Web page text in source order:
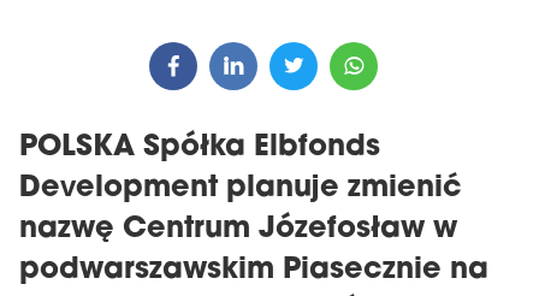
POLSKA Spółka Elbfonds
Development planuje zmienić
nazwę Centrum Józefosław w
podwarszawskim Piasecznie na